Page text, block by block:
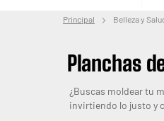
Principal Belleza y
Planchas
¿Buscas moldear tu
invirtiendo lo justo y